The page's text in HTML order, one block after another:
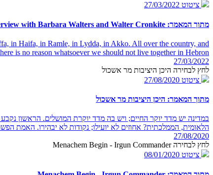
ציטוט 27/03/2022
מתוך המאמר: An Interview with Barbara Walters and Walter Cronkite
in Haifa, in Ramle, in Lydda, in Akko. All over the country, and
is no reason whatsoever we should not live together in Hebron...
27/03/2022
לחץ לבחירה היכן היציבות מר אשכול
ציטוט 27/08/2020
מתוך המאמר: היכן היציבות מר אשכול
במדינה יש מדד יוקר החיים; ויש בה מדד יוקרת המושלים. הראשון
הלאומית, הממלכתית? אחוזים לא יועילו; נקודות לא יבהירו. האמת
27/08/2020
לחץ לבחירה Menachem Begin - Irgun Commander
ציטוט 08/01/2020